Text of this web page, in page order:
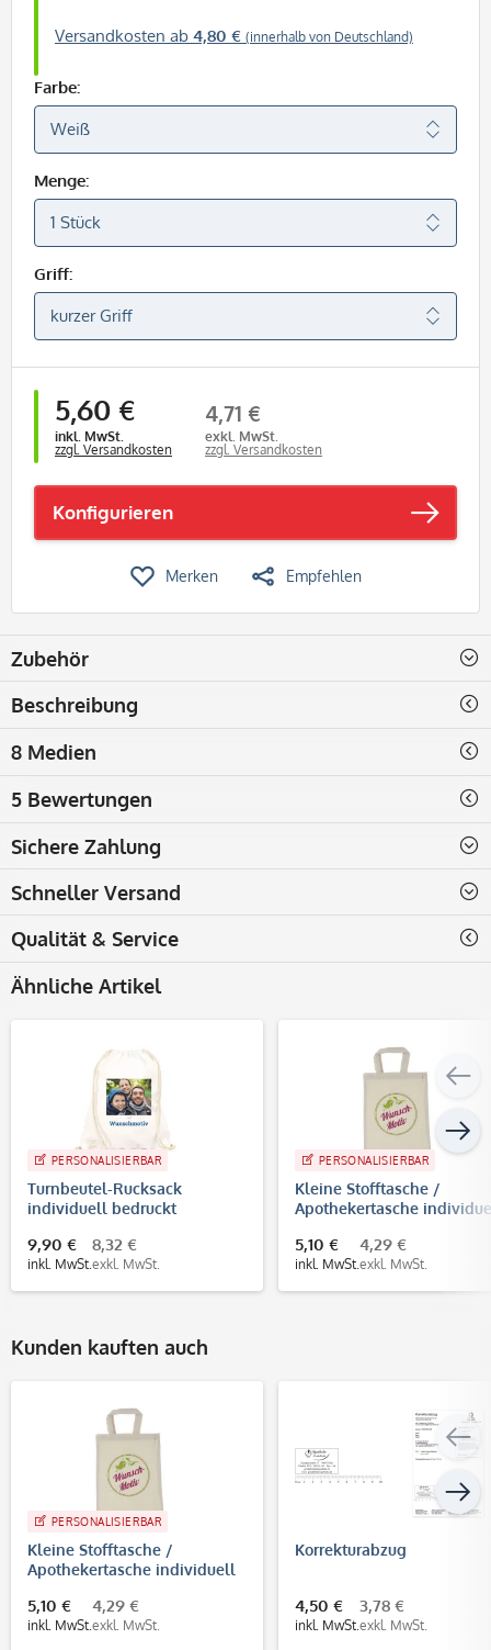
Versandkosten ab 4,80 € (innerhalb von Deutschland)
Farbe:
Menge:
Griff:
5,60 €
inkl. MwSt.
zzgl. Versandkosten
4,71 €
exkl. MwSt.
zzgl. Versandkosten
Konfigurieren
Merken Empfehlen
Zubehör
Beschreibung
8 Medien
5 Bewertungen
Sichere Zahlung
Schneller Versand
Qualität & Service
Ähnliche Artikel
PERSONALISIERBAR
Turnbeutel-Rucksack
individuell bedruckt
9,90 €
inkl. MwSt.
8,32 €
exkl. MwSt.
PERSONALISIERBAR
Kleine Stofftasche /
Apothekertasche
farbiger Druck
5,10 €
inkl. MwSt.
4,29 €
exkl. MwSt.
Kunden kauften auch
PERSONALISIERBAR
Kleine Stofftasche /
Apothekertasche individuell
farbiger Druck
5,10 €
inkl. MwSt.
4,29 €
exkl. MwSt.
Korrekturabzug
4,50 €
inkl. MwSt.
3,78 €
exkl. MwSt.